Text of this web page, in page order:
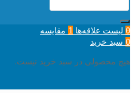
0 لیست علاقه‌ها 1 مقایسه
0 سبد خرید
هیچ محصولی در سبد خرید نیست.